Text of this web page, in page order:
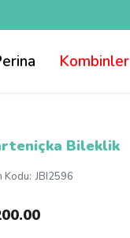
Kombinler
Bileklik
Kodu: JBI2596